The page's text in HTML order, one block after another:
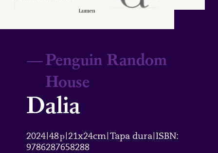
—Penguin Random
House
Dalia
2024 48p 21x24cm Tapa dura ISBN:
9786287658288